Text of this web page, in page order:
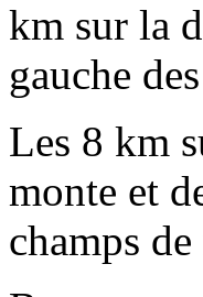
km sur la
gauche
Les 8 km
monte et
champs